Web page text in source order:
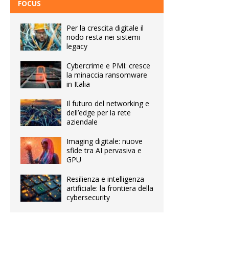
FOCUS
Per la crescita digitale il
nodo resta nei sistemi
legacy
Cybercrime e PMI: cresce
la minaccia ransomware
in Italia
Il futuro del networking e
dell’edge per la rete
aziendale
Imaging digitale: nuove
sfide tra AI pervasiva e
GPU
Resilienza e intelligenza
artificiale: la frontiera della
cybersecurity